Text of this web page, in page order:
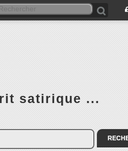
satirique ...